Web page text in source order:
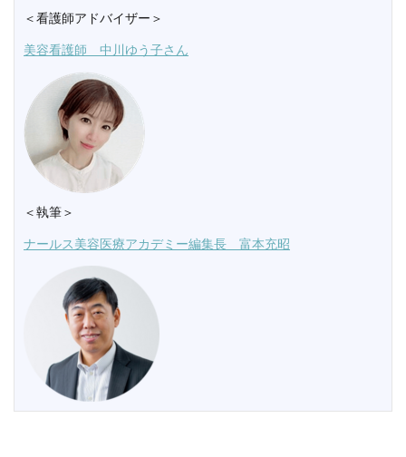
＜看護師アドバイザー＞
美容看護師 中川ゆう子さん
＜執筆＞
ナールス美容医療アカデミー編集長 富本充昭